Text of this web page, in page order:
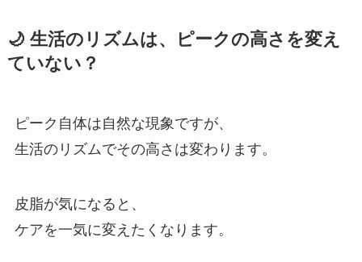
🌙 生活のリズムは、ピークの高さを変え
ていない？
ピーク自体は自然な現象ですが、
生活のリズムでその高さは変わります。
皮脂が気になると、
ケアを一気に変えたくなります。